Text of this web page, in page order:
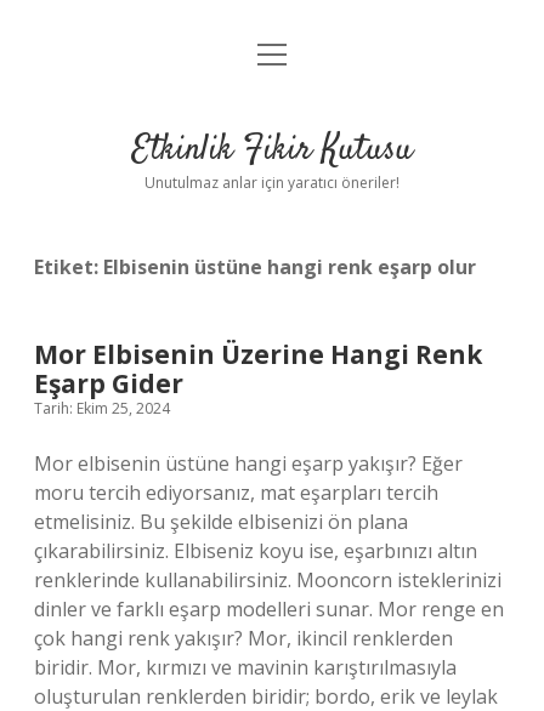
Anasayfa
Yasal Uyarı
menüyü
Etkinlik Fikir Kutusu
Unutulmaz anlar için yaratıcı öneriler!
Etiket: Elbisenin üstüne hangi renk eşarp olur
Mor Elbisenin Üzerine Hangi Renk
Eşarp Gider
Tarih: Ekim 25, 2024
Mor elbisenin üstüne hangi eşarp yakışır? Eğer
moru tercih ediyorsanız, mat eşarpları tercih
etmelisiniz. Bu şekilde elbisenizi ön plana
çıkarabilirsiniz. Elbiseniz koyu ise, eşarbınızı altın
renklerinde kullanabilirsiniz. Mooncorn isteklerinizi
dinler ve farklı eşarp modelleri sunar. Mor renge en
çok hangi renk yakışır? Mor, ikincil renklerden
biridir. Mor, kırmızı ve mavinin karıştırılmasıyla
oluşturulan renklerden biridir; bordo, erik ve leylak